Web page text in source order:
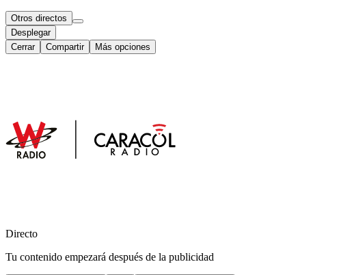
Otros directos
Desplegar
Cerrar
Compartir Más opciones
Directo
Tu contenido empezará después de la publicidad